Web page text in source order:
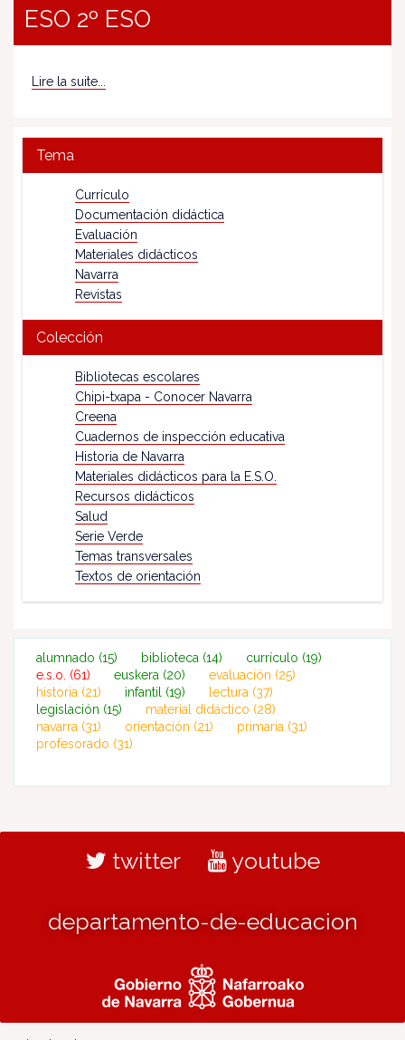
ESO 2º ESO
Lire la suite...
Tema
Currículo
Documentación didáctica
Evaluación
Materiales didácticos
Navarra
Revistas
Colección
Bibliotecas escolares
Chipi-txapa - Conocer Navarra
Creena
Cuadernos de inspección educativa
Historia de Navarra
Materiales didácticos para la E.S.O.
Recursos didácticos
Salud
Serie Verde
Temas transversales
Textos de orientación
alumnado (15) biblioteca (14) currículo (19)
e.s.o. (61) euskera (20) evaluación (25)
historia (21) infantil (19) lectura (37)
legislación (15) material didáctico (28)
navarra (31) orientación (21) primaria (31)
profesorado (31)
twitter youtube
departamento-de-educacion